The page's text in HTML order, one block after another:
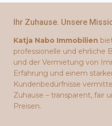
Ihr Zuhause. Unsere
Katja Nabo Immobilien
professionelle und ehrliche
und der Vermietung von
Erfahrung und einem
Kundenbedürfnisse
Zuhause – transparent, fair
Preisen.